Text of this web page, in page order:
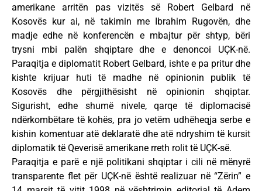
amerikane arritën pas vizitës së Robert Gelbard në
Kosovës kur ai, në takimin me Ibrahim Rugovën, dhe
madje edhe në konferencën e mbajtur për shtyp, bëri
trysni mbi palën shqiptare dhe e denoncoi UÇK-në.
Paraqitja e diplomatit Robert Gelbard, ishte e pa pritur dhe
kishte krijuar huti të madhe në opinionin publik të
Kosovës dhe përgjithësisht në opinionin shqiptar.
Sigurisht, edhe shumë nivele, qarqe të diplomacisë
ndërkombëtare të kohës, pra jo vetëm udhëheqja serbe e
kishin komentuar atë deklaratë dhe atë ndryshim të kursit
diplomatik të Qeverisë amerikane rreth rolit të UÇK-së.
Paraqitja e parë e një politikani shqiptar i cili në mënyrë
transparente flet për UÇK-në është realizuar në “Zërin” e